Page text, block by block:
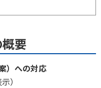
要
）への対応
）